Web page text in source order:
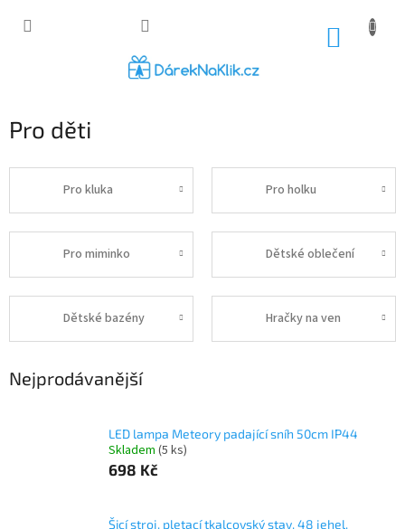
Pro děti
Pro kluka Pro holku
Pro miminko Dětské oblečení
Dětské bazény Hračky na ven
Nejprodávanější
LED lampa Meteory padající sníh 50cm IP44
Skladem (5 ks)
698 Kč
Šicí stroj, pletací tkalcovský stav, 48 jehel,